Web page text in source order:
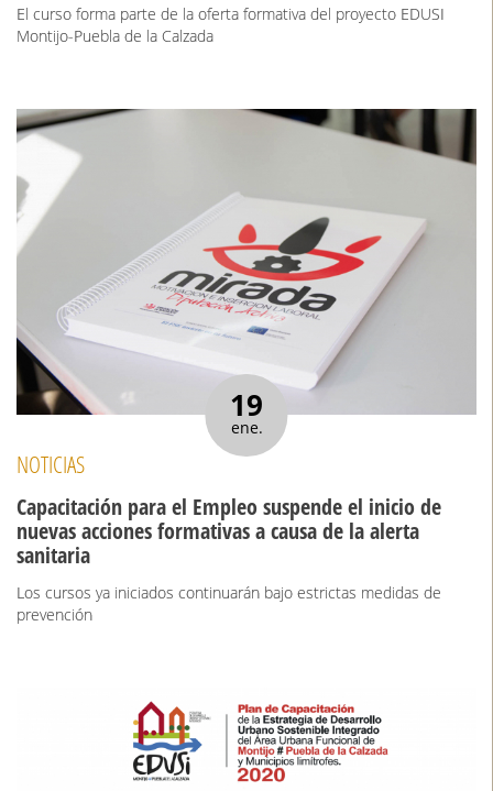
El curso forma parte de la oferta formativa del proyecto EDUSI
Montijo-Puebla de la Calzada
19
ene.
NOTICIAS
Capacitación para el Empleo suspende el inicio de
nuevas acciones formativas a causa de la alerta
sanitaria
Los cursos ya iniciados continuarán bajo estrictas medidas de
prevención